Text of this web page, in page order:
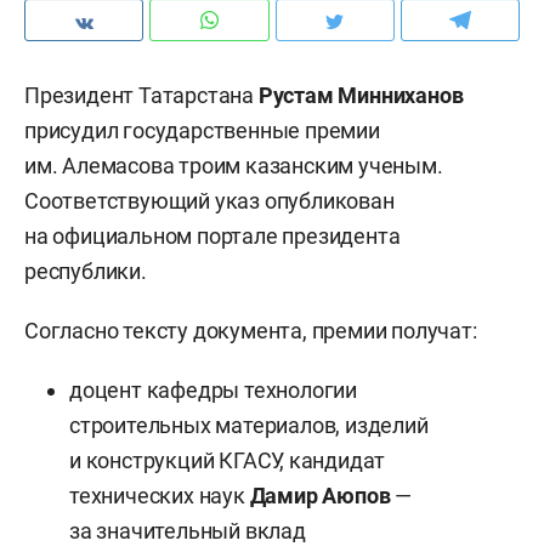
Президент Татарстана Рустам Минниханов
присудил государственные премии
им. Алемасова троим казанским ученым.
Соответствующий указ опубликован
на официальном портале президента
республики.
Согласно тексту документа, премии получат:
доцент кафедры технологии
строительных материалов, изделий
и конструкций КГАСУ, кандидат
технических наук Дамир Аюпов—
за значительный вклад